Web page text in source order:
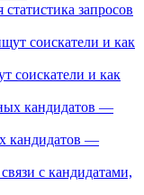
запросов
соискатели и как
кандидатов —